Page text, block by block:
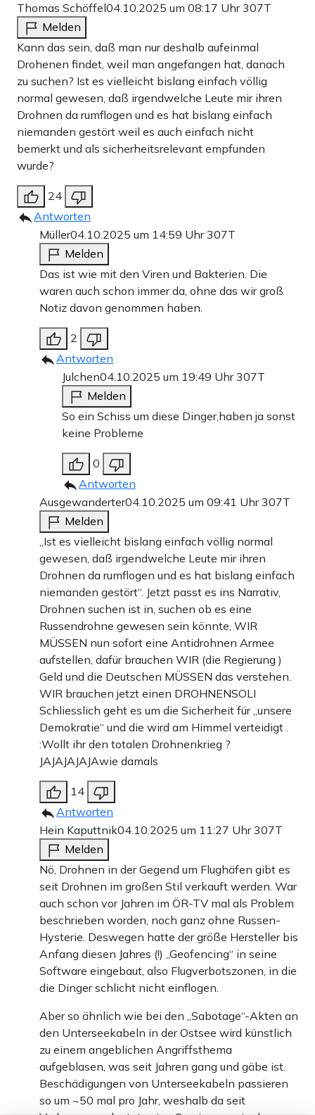
Thomas Schöffel04.10.2025 um 08:17 Uhr307T
Melden
Kann das sein, daß man nur deshalb aufeinmal
Drohenen findet, weil man angefangen hat, danach
zu suchen? Ist es vielleicht bislang einfach völlig
normal gewesen, daß irgendwelche Leute mir ihren
Drohnen da rumflogen und es hat bislang einfach
niemanden gestört weil es auch einfach nicht
bemerkt und als sicherheitsrelevant empfunden
wurde?
24
Antworten
Müller04.10.2025 um 14:59 Uhr307T
Melden
Das ist wie mit den Viren und Bakterien. Die
waren auch schon immer da, ohne das wir groß
Notiz davon genommen haben.
2
Antworten
Julchen04.10.2025 um 19:49 Uhr307T
Melden
So ein Schiss um diese Dinger,haben ja sonst
keine Probleme
0
Antworten
Ausgewanderter04.10.2025 um 09:41 Uhr307T
Melden
„Ist es vielleicht bislang einfach völlig normal
gewesen, daß irgendwelche Leute mir ihren
Drohnen da rumflogen und es hat bislang einfach
niemanden gestört“. Jetzt passt es ins Narrativ,
Drohnen suchen ist in, suchen ob es eine
Russendrohne gewesen sein könnte, WIR
MÜSSEN nun sofort eine Antidrohnen Armee
aufstellen, dafür brauchen WIR (die Regierung )
Geld und die Deutschen MÜSSEN das verstehen.
WIR brauchen jetzt einen DROHNENSOLI
Schliesslich geht es um die Sicherheit für „unsere
Demokratie“ und die wird am Himmel verteidigt .
:Wollt ihr den totalen Drohnenkrieg ?
JAJAJAJAJAwie damals
14
Antworten
Hein Kaputtnik04.10.2025 um 11:27 Uhr307T
Melden
Nö, Drohnen in der Gegend um Flughäfen gibt es
seit Drohnen im großen Stil verkauft werden. War
auch schon vor Jahren im ÖR-TV mal als Problem
beschrieben worden, noch ganz ohne Russen-
Hysterie. Deswegen hatte der größe Hersteller bis
Anfang diesen Jahres (!) „Geofencing“ in seine
Software eingebaut, also Flugverbotszonen, in die
die Dinger schlicht nicht einflogen.
Aber so ähnlich wie bei den „Sabotage“-Akten an
den Unterseekabeln in der Ostsee wird künstlich
zu einem angeblichen Angriffsthema
aufgeblasen, was seit Jahren gang und gäbe ist.
Beschädigungen von Unterseekabeln passieren
so um ~50 mal pro Jahr, weshalb da seit